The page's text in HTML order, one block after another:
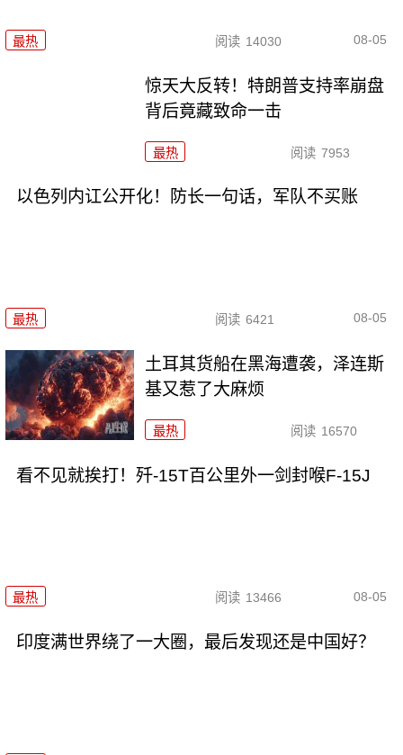
最热 阅读 14030 08-05
惊天大反转！特朗普支持率崩盘
背后竟藏致命一击
最热 阅读 7953
以色列内讧公开化！防长一句话，军队不买账
最热 阅读 6421 08-05
土耳其货船在黑海遭袭，泽连斯
基又惹了大麻烦
最热 阅读 16570
看不见就挨打！歼-15T百公里外一剑封喉F-15J
最热 阅读 13466 08-05
印度满世界绕了一大圈，最后发现还是中国好？